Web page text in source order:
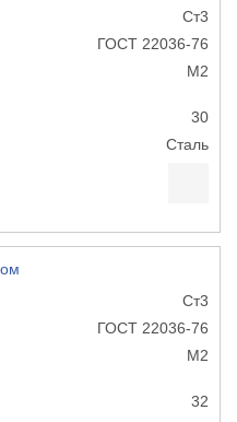
Ст3
ГОСТ 22036-76
М2
30
Сталь
Ст3
ГОСТ 22036-76
М2
32